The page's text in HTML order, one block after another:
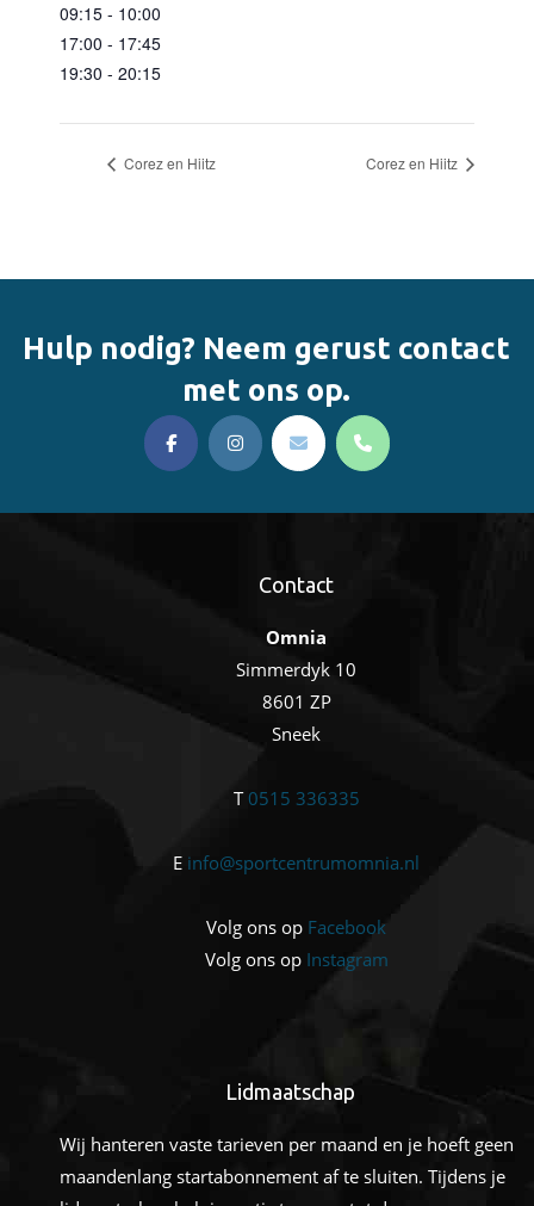
09:15 - 10:00
17:00 - 17:45
19:30 - 20:15
Corez en Hiitz Corez en Hiitz
Hulp nodig? Neem gerust contact
met ons op.
Contact
Omnia
Simmerdyk 10
8601 ZP
Sneek
T0515 336335
E info@sportcentrumomnia.nl
Volg ons op Facebook
Volg ons op Instagram
Lidmaatschap
Wij hanteren vaste tarieven per maand en je hoeft geen
maandenlang startabonnement af te sluiten. Tijdens je